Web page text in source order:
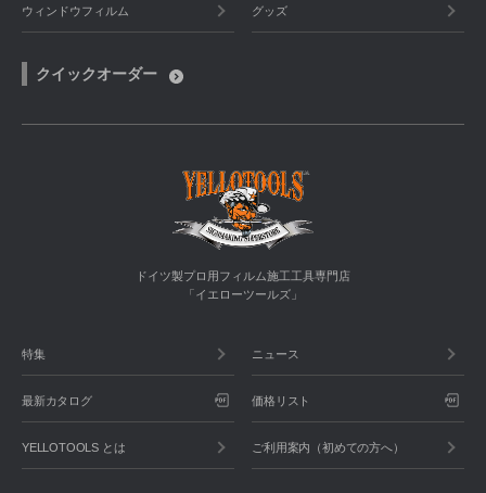
ウィンドウフィルム グッズ
クイックオーダー
ドイツ製プロ用フィルム施工工具専門店
「イエローツールズ」
特集 ニュース
最新カタログ 価格リスト
YELLOTOOLS とは ご利用案内（初めての方へ）